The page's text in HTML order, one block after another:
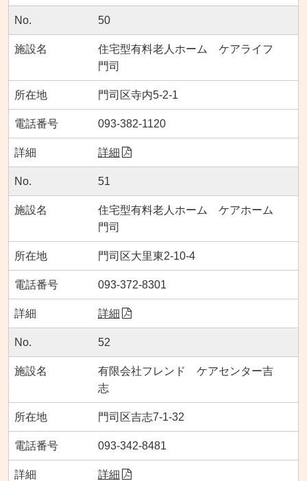
50
住宅型有料老人ホーム ケアライフ
門司
門司区寺内5-2-1
093-382-1120
詳細
51
住宅型有料老人ホーム ケアホーム
門司
門司区大里東2-10-4
093-372-8301
詳細
52
有限会社フレンド ケアセンター吉
志
門司区吉志7-1-32
093-342-8481
詳細